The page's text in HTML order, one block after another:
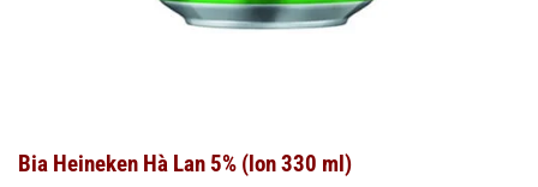
Bia Heineken Hà Lan 5% (lon 330 ml)